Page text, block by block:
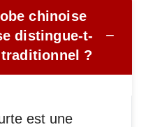
chinoise
distingue-t-
?
−
est une